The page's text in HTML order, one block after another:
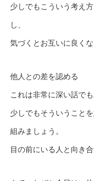
少しでもこういう考え
し、
気づくとお互いに良くな
他人との差を認める
これは非常に深い話で
少しでもそういうこと
組みましょう。
目の前にいる人と向き合